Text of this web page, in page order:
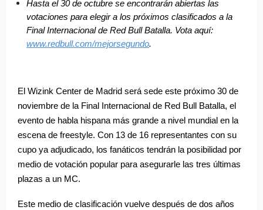
Hasta el 30 de octubre se encontrarán abiertas las
votaciones para elegir a los próximos clasificados a la
Final Internacional de Red Bull Batalla. Vota aquí:
www.redbull.com/mejorsegundo.
El Wizink Center de Madrid será sede este próximo 30 de
noviembre de la Final Internacional de Red Bull Batalla, el
evento de habla hispana más grande a nivel mundial en la
escena de freestyle. Con 13 de 16 representantes con su
cupo ya adjudicado, los fanáticos tendrán la posibilidad por
medio de votación popular para asegurarle las tres últimas
plazas a un MC.
Este medio de clasificación vuelve después de dos años